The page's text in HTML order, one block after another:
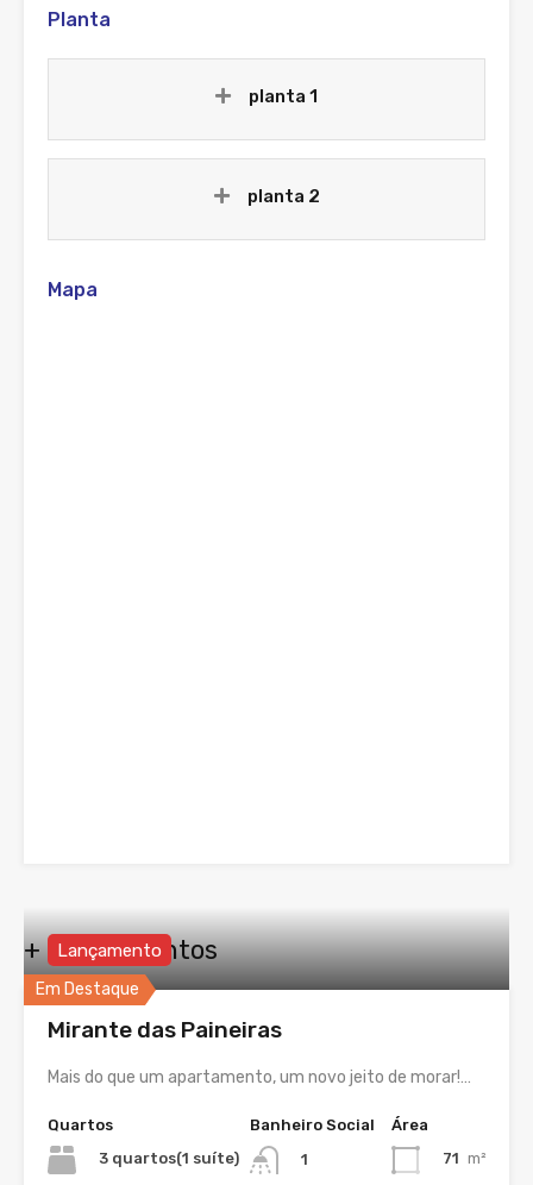
Planta
planta 1
planta 2
Mapa
+ Lançamentos
Em Destaque
Lançamento
Mirante das Paineiras
Mais do que um apartamento, um novo jeito de morar!…
Quartos
3 quartos(1 suíte)
Banheiro Social
1
Área
71 m²